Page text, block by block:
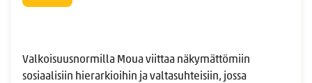
Valkoisuusnormilla Moua viittaa näkymättömiin
sosiaalisiin hierarkioihin ja valtasuhteisiin, jossa